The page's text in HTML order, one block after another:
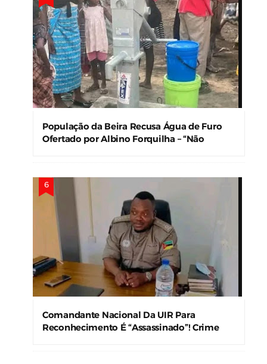
População da Beira Recusa Água de Furo
Ofertado por Albino Forquilha – “Não
Comandante Nacional Da UIR Para
Reconhecimento É “Assassinado”! Crime